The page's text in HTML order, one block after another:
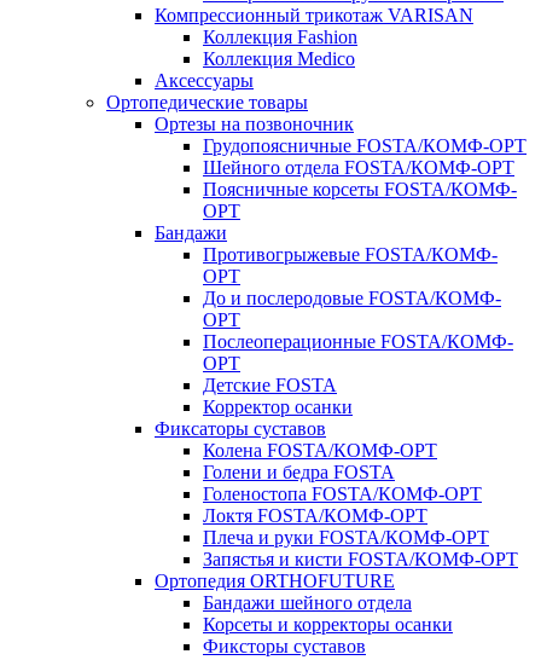
Компрессионный трикотаж VARISAN
Коллекция Fashion
Коллекция Medico
Аксессуары
Ортопедические товары
Ортезы на позвоночник
Грудопоясничные FOSTA/КОМФ-ОРТ
Шейного отдела FOSTA/КОМФ-ОРТ
Поясничные корсеты FOSTA/КОМФ-
ОРТ
Бандажи
Противогрыжевые FOSTA/КОМФ-
ОРТ
До и послеродовые FOSTA/КОМФ-
ОРТ
Послеоперационные FOSTA/КОМФ-
ОРТ
Детские FOSTA
Корректор осанки
Фиксаторы суставов
Колена FOSTA/КОМФ-ОРТ
Голени и бедра FOSTA
Голеностопа FOSTA/КОМФ-ОРТ
Локтя FOSTA/КОМФ-ОРТ
Плеча и руки FOSTA/КОМФ-ОРТ
Запястья и кисти FOSTA/КОМФ-ОРТ
Ортопедия ORTHOFUTURE
Бандажи шейного отдела
Корсеты и корректоры осанки
Фиксторы суставов